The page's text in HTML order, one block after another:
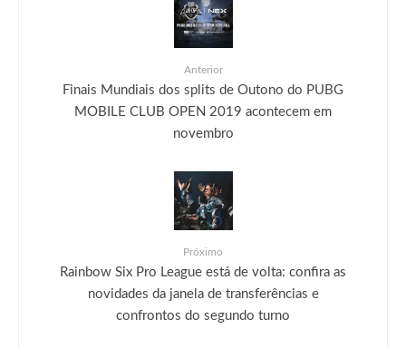
Anterior
Finais Mundiais dos splits de Outono do PUBG
MOBILE CLUB OPEN 2019 acontecem em
novembro
Próximo
Rainbow Six Pro League está de volta: confira as
novidades da janela de transferências e
confrontos do segundo turno